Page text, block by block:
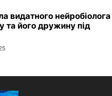
видатного нейробіолога
та його дружину під